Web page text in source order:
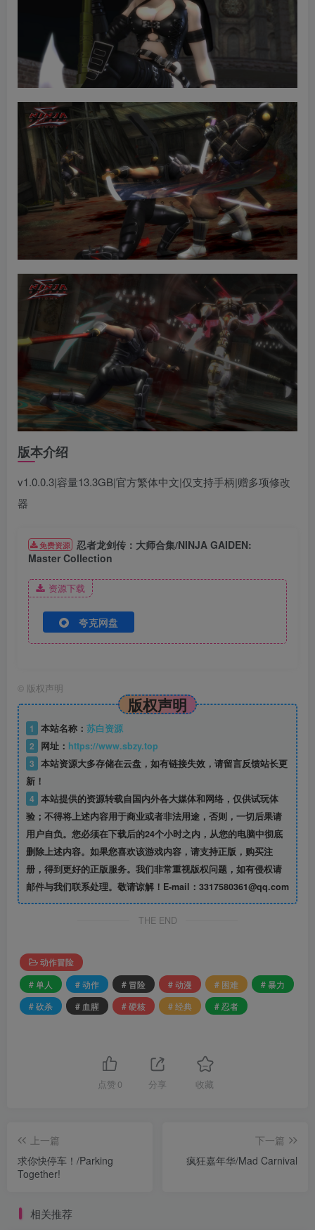
版本介绍
v1.0.0.3|容量13.3GB|官方繁体中文|仅支持手柄|赠多项修改
器
免费资源 忍者龙剑传：大师合集/NINJA GAIDEN:
Master Collection
资源下载
夸克网盘
© 版权声明
版权声明
1 本站名称： 苏白资源
2
网址： https://www.sbzy.top
3 本站资源大多存储在云盘，如有链接失效，请留言反馈站长更
新！
4 本站提供的资源转载自国内外各大媒体和网络，仅供试玩体
验；不得将上述内容用于商业或者非法用途，否则，一切后果请
用户自负。您必须在下载后的24个小时之内，从您的电脑中彻底
删除上述内容。如果您喜欢该游戏内容，请支持正版，购买注
册，得到更好的正版服务。我们非常重视版权问题，如有侵权请
邮件与我们联系处理。敬请谅解！E-mail：3317580361@qq.com
THE END
动作冒险
# 单人
# 动作 # 冒险 # 动漫 # 困难
# 暴力
# 砍杀
# 血腥 # 硬核 # 经典 # 忍者
点赞 0 分享 收藏
上一篇
求你快停车！/Parking
Together!
下一篇
疯狂嘉年华/Mad Carnival
相关推荐